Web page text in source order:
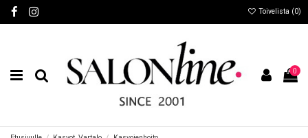
Toivelista (0)
0